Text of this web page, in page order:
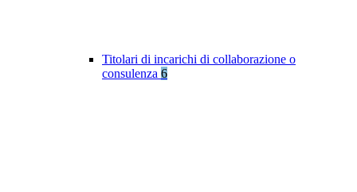
Titolari di incarichi di collaborazione o
consulenza 6